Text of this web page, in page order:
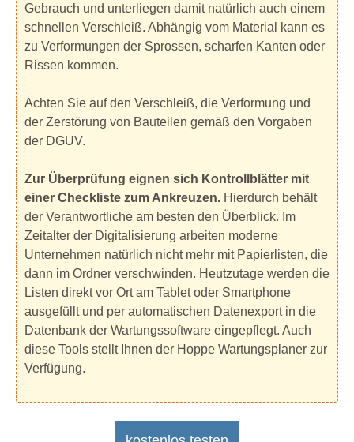
Gebrauch und unterliegen damit natürlich auch einem
schnellen Verschleiß. Abhängig vom Material kann es
zu Verformungen der Sprossen, scharfen Kanten oder
Rissen kommen.
Achten Sie auf den Verschleiß, die Verformung und
der Zerstörung von Bauteilen gemäß den Vorgaben
der DGUV.
Zur Überprüfung eignen sich Kontrollblätter mit
einer Checkliste zum Ankreuzen. Hierdurch behält
der Verantwortliche am besten den Überblick. Im
Zeitalter der Digitalisierung arbeiten moderne
Unternehmen natürlich nicht mehr mit Papierlisten, die
dann im Ordner verschwinden. Heutzutage werden die
Listen direkt vor Ort am Tablet oder Smartphone
ausgefüllt und per automatischen Datenexport in die
Datenbank der Wartungssoftware eingepflegt. Auch
diese Tools stellt Ihnen der Hoppe Wartungsplaner zur
Verfügung.